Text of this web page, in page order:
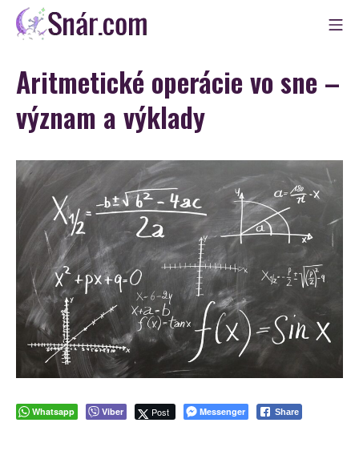
Skip
Snár
Aritmetické operácie vo sne –
význam a výklady
Whatsapp Viber Post Messenger Share